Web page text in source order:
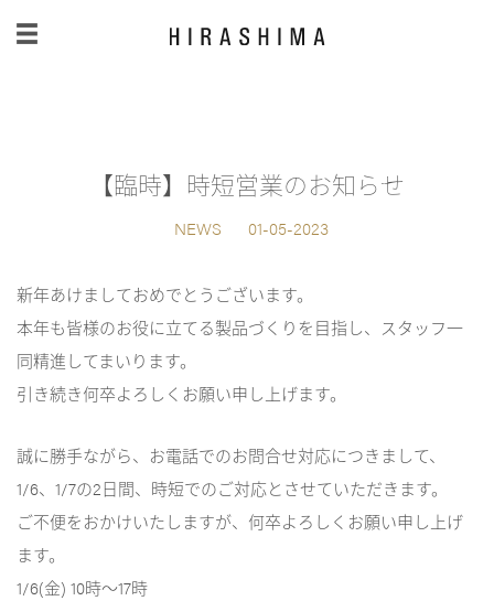
【臨時】時短営業のお知らせ
NEWS 01-05-2023
新年あけましておめでとうございます。
本年も皆様のお役に立てる製品づくりを目指し、スタッフ一
同精進してまいります。
引き続き何卒よろしくお願い申し上げます。
誠に勝手ながら、お電話でのお問合せ対応につきまして、
1/6、1/7の2日間、時短でのご対応とさせていただきます。
ご不便をおかけいたしますが、何卒よろしくお願い申し上げ
ます。
1/6(金) 10時～17時